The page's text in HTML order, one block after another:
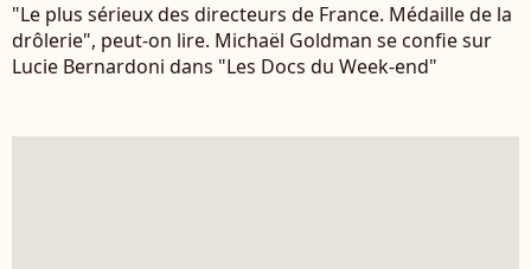
"Le plus sérieux des directeurs de France. Médaille de la
drôlerie", peut-on lire. Michaël Goldman se confie sur
Lucie Bernardoni dans "Les Docs du Week-end"